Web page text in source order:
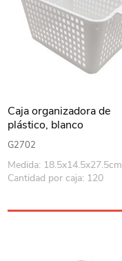
Caja organizadora de
plástico, blanco
G2702
Medida: 18.5x14.5x27.5cm
Cantidad por caja: 120